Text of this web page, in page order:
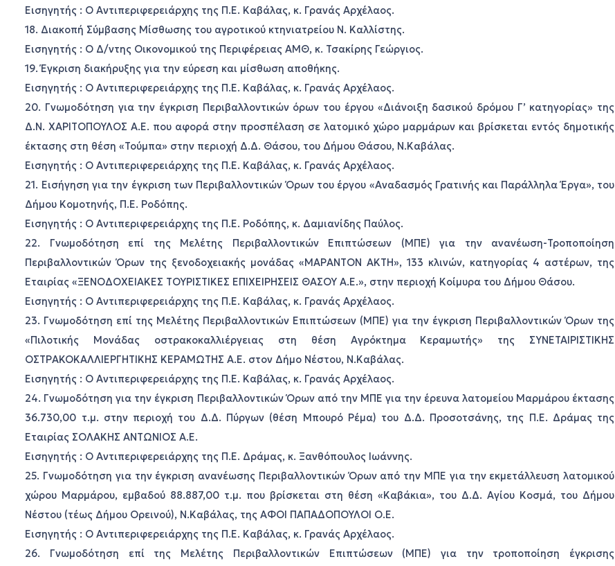
Εισηγητής : Ο Αντιπεριφερειάρχης της Π.Ε. Καβάλας, κ. Γρανάς Αρχέλαος.
18. Διακοπή Σύμβασης Μίσθωσης του αγροτικού κτηνιατρείου Ν. Καλλίστης.
Εισηγητής : Ο Δ/ντης Οικονομικού της Περιφέρειας ΑΜΘ, κ. Τσακίρης Γεώργιος.
19. Έγκριση διακήρυξης για την εύρεση και μίσθωση αποθήκης.
Εισηγητής : Ο Αντιπεριφερειάρχης της Π.Ε. Καβάλας, κ. Γρανάς Αρχέλαος.
20. Γνωμοδότηση για την έγκριση Περιβαλλοντικών όρων του έργου «Διάνοιξη δασικού δρόμου Γ’ κατηγορίας» της
Δ.Ν. ΧΑΡΙΤΟΠΟΥΛΟΣ Α.Ε. που αφορά στην προσπέλαση σε λατομικό χώρο μαρμάρων και βρίσκεται εντός δημοτικής
έκτασης στη θέση «Τούμπα» στην περιοχή Δ.Δ. Θάσου, του Δήμου Θάσου, Ν.Καβάλας.
Εισηγητής : Ο Αντιπεριφερειάρχης της Π.Ε. Καβάλας, κ. Γρανάς Αρχέλαος.
21. Εισήγηση για την έγκριση των Περιβαλλοντικών Όρων του έργου «Αναδασμός Γρατινής και Παράλληλα Έργα», του
Δήμου Κομοτηνής, Π.Ε. Ροδόπης.
Εισηγητής : Ο Αντιπεριφερειάρχης της Π.Ε. Ροδόπης, κ. Δαμιανίδης Παύλος.
22. Γνωμοδότηση επί της Μελέτης Περιβαλλοντικών Επιπτώσεων (ΜΠΕ) για την ανανέωση-Τροποποίηση
Περιβαλλοντικών Όρων της ξενοδοχειακής μονάδας «ΜΑΡΑΝΤΟΝ ΑΚΤΗ», 133 κλινών, κατηγορίας 4 αστέρων, της
Εταιρίας «ΞΕΝΟΔΟΧΕΙΑΚΕΣ ΤΟΥΡΙΣΤΙΚΕΣ ΕΠΙΧΕΙΡΗΣΕΙΣ ΘΑΣΟΥ Α.Ε.», στην περιοχή Κοίμυρα του Δήμου Θάσου.
Εισηγητής : Ο Αντιπεριφερειάρχης της Π.Ε. Καβάλας, κ. Γρανάς Αρχέλαος.
23. Γνωμοδότηση επί της Μελέτης Περιβαλλοντικών Επιπτώσεων (ΜΠΕ) για την έγκριση Περιβαλλοντικών Όρων της
«Πιλοτικής Μονάδας οστρακοκαλλιέργειας στη θέση Αγρόκτημα Κεραμωτής» της ΣΥΝΕΤΑΙΡΙΣΤΙΚΗΣ
ΟΣΤΡΑΚΟΚΑΛΛΙΕΡΓΗΤΙΚΗΣ ΚΕΡΑΜΩΤΗΣ Α.Ε. στον Δήμο Νέστου, Ν.Καβάλας.
Εισηγητής : Ο Αντιπεριφερειάρχης της Π.Ε. Καβάλας, κ. Γρανάς Αρχέλαος.
24. Γνωμοδότηση για την έγκριση Περιβαλλοντικών Όρων από την ΜΠΕ για την έρευνα λατομείου Μαρμάρου έκτασης
36.730,00 τ.μ. στην περιοχή του Δ.Δ. Πύργων (θέση Μπουρό Ρέμα) του Δ.Δ. Προσοτσάνης, της Π.Ε. Δράμας της
Εταιρίας ΣΟΛΑΚΗΣ ΑΝΤΩΝΙΟΣ Α.Ε.
Εισηγητής : Ο Αντιπεριφερειάρχης της Π.Ε. Δράμας, κ. Ξανθόπουλος Ιωάννης.
25. Γνωμοδότηση για την έγκριση ανανέωσης Περιβαλλοντικών Όρων από την ΜΠΕ για την εκμετάλλευση λατομικού
χώρου Μαρμάρου, εμβαδού 88.887,00 τ.μ. που βρίσκεται στη θέση «Καβάκια», του Δ.Δ. Αγίου Κοσμά, του Δήμου
Νέστου (τέως Δήμου Ορεινού), Ν.Καβάλας, της ΑΦΟΙ ΠΑΠΑΔΟΠΟΥΛΟΙ Ο.Ε.
Εισηγητής : Ο Αντιπεριφερειάρχης της Π.Ε. Καβάλας, κ. Γρανάς Αρχέλαος.
26. Γνωμοδότηση επί της Μελέτης Περιβαλλοντικών Επιπτώσεων (ΜΠΕ) για την τροποποίηση έγκρισης